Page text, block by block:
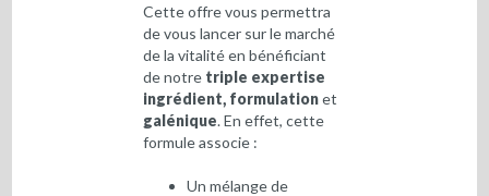
Cette offre vous permettra
de vous lancer sur le marché
de la vitalité en bénéficiant
de notre triple expertise
ingrédient, formulationet
galénique. En effet, cette
formule associe :
Un mélange de